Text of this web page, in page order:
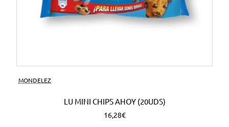
MONDELEZ
LU MINI CHIPS AHOY (20UDS)
16,28€